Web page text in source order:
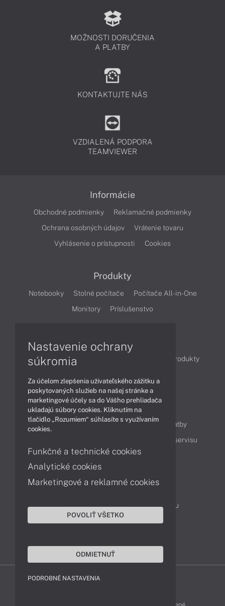
MOŽNOSTI DORUČENIA
A PLATBY
KONTAKTUJTE NÁS
VZDIALENÁ PODPORA
TEAMVIEWER
Informácie
Obchodné podmienky
Reklamačné podmienky
Ochrana osobných údajov
Vrátenie tovaru
Vyhlásenie o prístupnosti
Cookies
Produkty
Notebooky Stolné počítače
Počítače All-in-One
Monitory
Príslušenstvo
Články
Obchodné informácie
Produkty
Obsah
Ako nakupovať
Možnosti doručenia a platby
Cenník servisu
Kontakty
Servisné oddelenie
Reklamácia tovaru
Nastavenie ochrany
súkromia
Za účelom zlepšenia užívateľského zážitku a
poskytovaných služieb na našej stránke a
marketingové účely sa do Vášho prehliadača
ukladajú súbory cookies. Kliknutím na
tlačidlo „Rozumiem“ súhlasíte s využívaním
cookies.
Funkčné a technické cookies
Analytické cookies
Marketingové a reklamné cookies
POVOLIŤ VŠETKO
ODMIETNUŤ
PODROBNÉ NASTAVENIA